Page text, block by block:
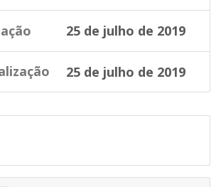
25 de julho de 2019
25 de julho de 2019